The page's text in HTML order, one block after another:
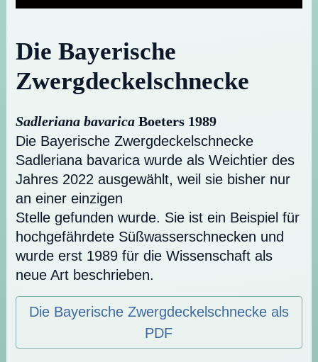
Die Bayerische
Zwergdeckelschnecke
Sadleriana bavarica Boeters 1989
Die Bayerische Zwergdeckelschnecke
Sadleriana bavarica wurde als Weichtier des
Jahres 2022 ausgewählt, weil sie bisher nur
an einer einzigen
Stelle gefunden wurde. Sie ist ein Beispiel für
hochgefährdete Süßwasserschnecken und
wurde erst 1989 für die Wissenschaft als
neue Art beschrieben.
Die Bayerische Zwergdeckelschnecke als
PDF